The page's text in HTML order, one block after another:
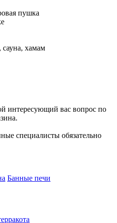
пушка
хамам
интересующий вас вопрос по
специалисты обязательно
Банные печи